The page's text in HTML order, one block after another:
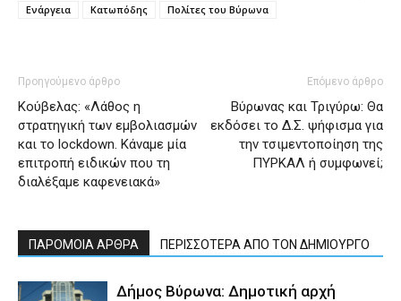
Ενάργεια
Κατωπόδης Πολίτες του Βύρωνα
Προηγούμενο άρθρο
Κούβελας: «Λάθος η
στρατηγική των εμβολιασμών
και το lockdown. Κάναμε μία
επιτροπή ειδικών που τη
διαλέξαμε καφενειακά»
Επόμενο άρθρο
Βύρωνας και Τριγύρω: Θα
εκδόσει το Δ.Σ. ψήφισμα για
την τσιμεντοποίηση της
ΠΥΡΚΑΛ ή συμφωνεί;
ΠΑΡΟΜΟΙΑ ΑΡΘΡΑ ΠΕΡΙΣΣΟΤΕΡΑ ΑΠΟ ΤΟΝ ΔΗΜΙΟΥΡΓΟ
Δήμος Βύρωνα: Δημοτική αρχή